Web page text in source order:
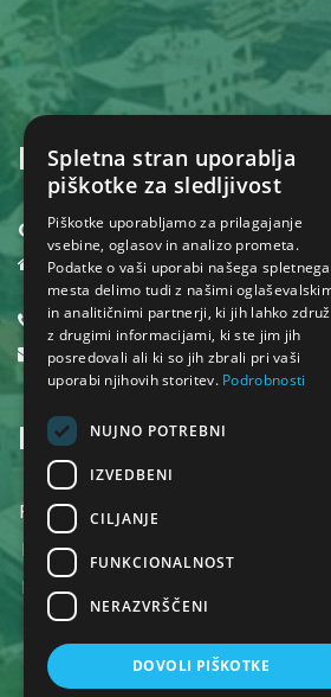
KONTAKT
Občina Dol pri Ljubljani
Dol pri Ljubljani 18,
1262 Dol pri Ljubljani
01 530 32 40
obcina@dol.si
INFORMACIJE
POGOJI UPORABE SPLETNEGA
POLITIKA ZASEBNOSTI
POLITIKA VAROVANJA OSEBNIH
Spletna stran uporablja
piškotke za sledljivost
Piškotke uporabljamo za prilagajanje
vsebine, oglasov in analizo prometa.
Podatke o vaši uporabi našega spletnega
mesta delimo tudi z našimi
in analitičnimi partnerji, ki jih lahko
z drugimi informacijami, ki ste jim jih
posredovali ali ki so jih zbrali pri vaši
uporabi njihovih storitev. Podrobnosti
NUJNO POTREBNI
IZVEDBENI
CILJANJE
FUNKCIONALNOST
NERAZVRŠČENI
DOVOLI PIŠKOTKE